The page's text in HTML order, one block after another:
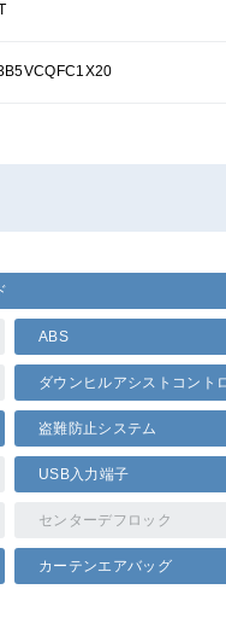
ABS
ダウンヒルアシストコント
盗難防止システム
USB入力端子
センターデフロック
カーテンエアバッグ